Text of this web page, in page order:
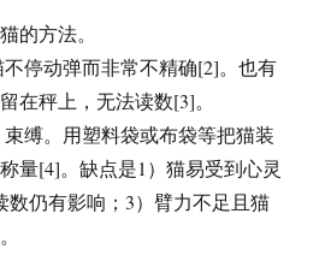
方法。
停动弹而非常不精确[2]。也有
在秤上，无法读数[3]。
缚。用塑料袋或布袋等把猫装
量[4]。缺点是1）猫易受到心灵
数仍有影响；3）臂力不足且猫